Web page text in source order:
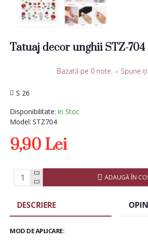
Tatuaj decor unghii STZ-704
Disponibilitate: In Stoc
Model: STZ704
S 26
Bazată pe 0 note. - Spune-
9,90 Lei
ADAUGĂ ÎN
DESCRIERE
MOD DE APLICARE: